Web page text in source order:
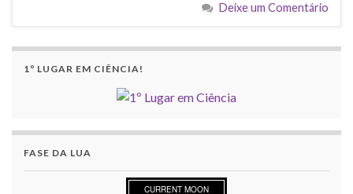
Deixe um Comentário
1º LUGAR EM CIÊNCIA!
FASE DA LUA